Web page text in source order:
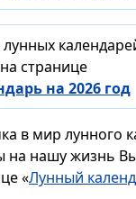
странице
на 2026 год
в мир лунного
на нашу жизнь
«Лунный